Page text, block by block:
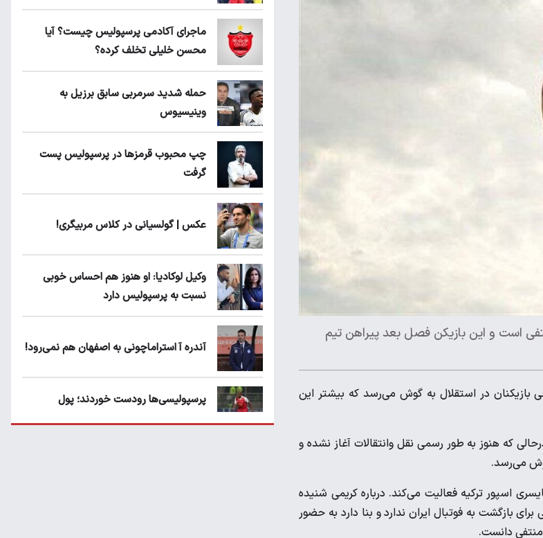
است و این بازیکن فصل بعد پیراهن تیم
بازیکنان در استقلال به گوش می‌رسد که بیشتر این
که هنوز به طور رسمی نقل وانتقالات آغاز نشده و
می‌رسد.
اسپور ترکیه فعالیت می‌کند. درباره کریمی شنیده
بازگشت به فوتبال ایران ندارد و بنا دارد به حضور
منتفی دانست.
ماجرای آکادمی پرسپولیس چیست؟ آیا
محسن خلیلی تخلف کرده؟
حمله شدید سرمربی سابق برزیل به
وینیسیوس
چپ محبوب قرمزها در پرسپولیس پست
گرفت
عکس | گولسیانی در کلاس مربیگری!
وکیل لوکادیا: او هنوز هم احساس خوبی
نسبت به پرسپولیس دارد
آندره آ استراماچونی به اصفهان هم نمی‌رود!
پرسپولیسی‌ها رودست خوردند؛ پول